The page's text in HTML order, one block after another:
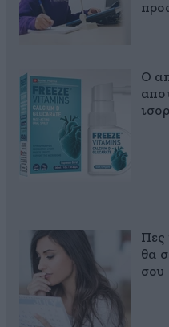
Ο
Πες
θα
σου